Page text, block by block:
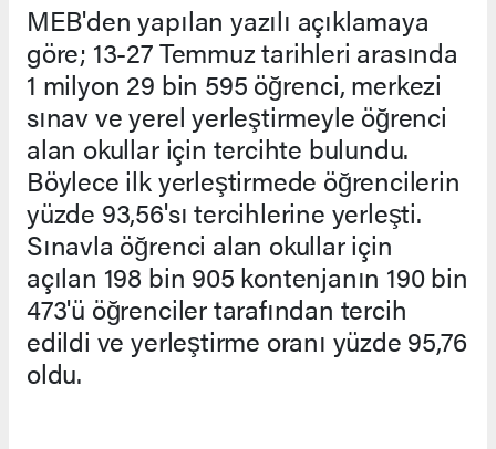
MEB'den yapılan yazılı açıklamaya
göre; 13-27 Temmuz tarihleri arasında
1 milyon 29 bin 595 öğrenci, merkezi
sınav ve yerel yerleştirmeyle öğrenci
alan okullar için tercihte bulundu.
Böylece ilk yerleştirmede öğrencilerin
yüzde 93,56'sı tercihlerine yerleşti.
Sınavla öğrenci alan okullar için
açılan 198 bin 905 kontenjanın 190 bin
473'ü öğrenciler tarafından tercih
edildi ve yerleştirme oranı yüzde 95,76
oldu.